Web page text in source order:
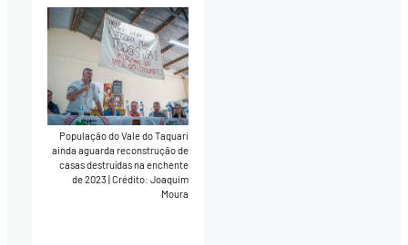
População do Vale do Taquari
ainda aguarda reconstrução de
casas destruídas na enchente
de 2023|Crédito: Joaquim
Moura